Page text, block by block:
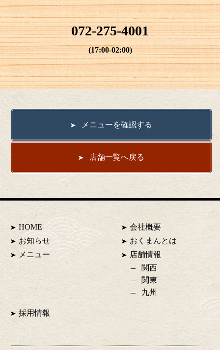
072-275-4001
(17:00-02:00)
メニューを確認する
店舗一覧へ戻る
HOME
会社概要
お知らせ
おくまんとは
メニュー
店舗情報
関西
関東
九州
採用情報